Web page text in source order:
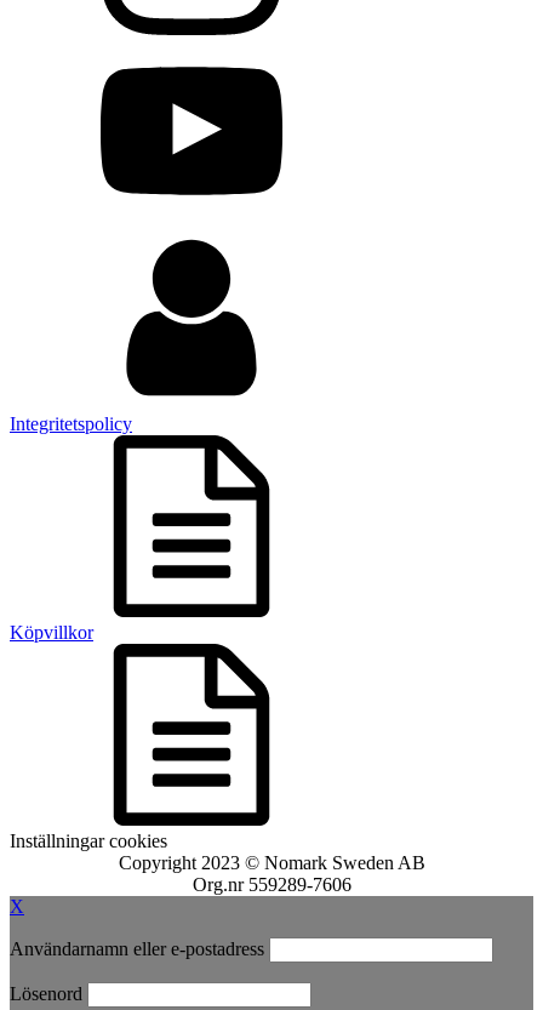
Integritetspolicy
Köpvillkor
Inställningar cookies
Copyright 2023 © Nomark Sweden AB
Org.nr 559289-7606
X
Användarnamn eller e-postadress
Lösenord